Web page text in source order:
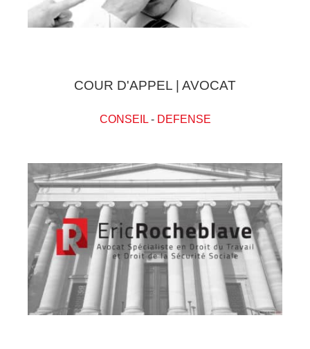
COUR D'APPEL | AVOCAT
CONSEIL- DEFENSE